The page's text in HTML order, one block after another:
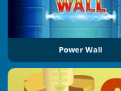
Power Wall